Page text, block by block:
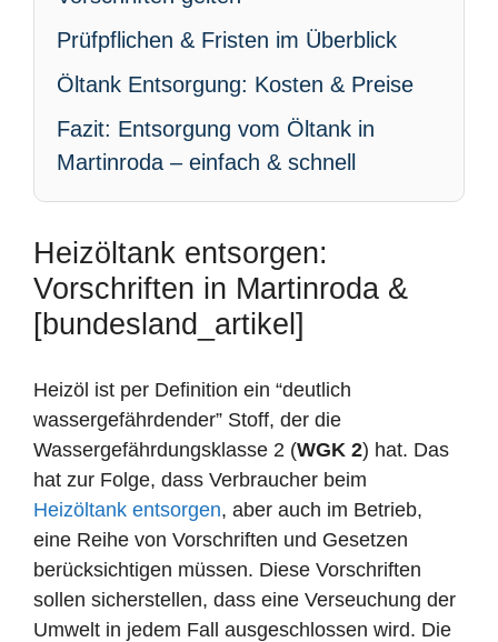
Prüfpflichen & Fristen im Überblick
Öltank Entsorgung: Kosten & Preise
Fazit: Entsorgung vom Öltank in
Martinroda – einfach & schnell
Heizöltank entsorgen:
Vorschriften in Martinroda &
[bundesland_artikel]
Heizöl ist per Definition ein “deutlich
wassergefährdender” Stoff, der die
Wassergefährdungsklasse 2 (WGK 2) hat. Das
hat zur Folge, dass Verbraucher beim
Heizöltank entsorgen, aber auch im Betrieb,
eine Reihe von Vorschriften und Gesetzen
berücksichtigen müssen. Diese Vorschriften
sollen sicherstellen, dass eine Verseuchung der
Umwelt in jedem Fall ausgeschlossen wird. Die